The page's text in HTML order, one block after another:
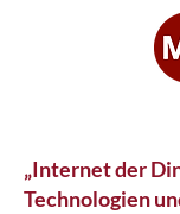
„Internet der
Technologien